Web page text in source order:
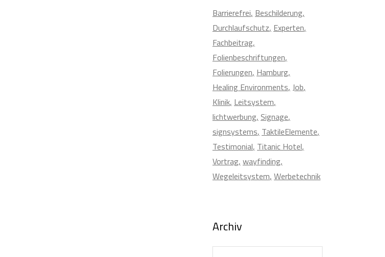
Barrierefrei Beschilderung
Durchlaufschutz Experten
Fachbeitrag
Folienbeschriftungen
Folierungen Hamburg
Healing Environments Job
Klinik Leitsystem
lichtwerbung Signage
signsystems TaktileElemente
Testimonial Titanic Hotel
Vortrag wayfinding
Wegeleitsystem Werbetechnik
Archiv